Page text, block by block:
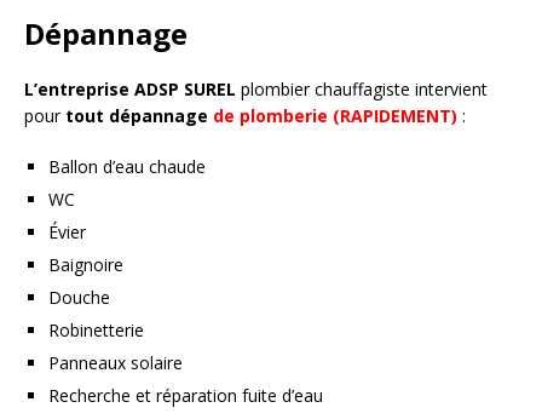
Dépannage
L’entreprise ADSP SUREL plombier chauffagiste intervient
pour tout dépannage de plomberie (RAPIDEMENT) :
Ballon d’eau chaude
WC
Évier
Baignoire
Douche
Robinetterie
Panneaux solaire
Recherche et réparation fuite d’eau